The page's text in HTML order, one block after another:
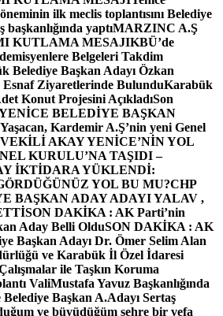
ilk meclis toplantısını Belediye
yaptıMARZINC A.Ş
KUTLAMA MESAJIKBÜ’de
Belgeleri Takdim
Belediye Başkan Adayı Özkan
Esnaf Ziyaretlerinde BulunduKarabük
Konut Projesini AçıkladıSon
BELEDİYE BAŞKAN
Kardemir A.Ş’nin yeni Genel
AKAY YENİCE’NİN YOL
KURULU’NA TAŞIDI –
İKTİDARA YÜKLENDİ:
YOL BU MU?CHP
BAŞKAN ADAY ADAYI YALAV ,
SON DAKİKA : AK Parti’nin
Aday Belli OlduSON DAKİKA : AK
Başkan Adayı Dr. Ömer Selim Alan
ve Karabük İl Özel İdaresi
ile Taşkın Koruma
ValiMustafa Yavuz Başkanlığında
Başkan A.Adayı Sertaş
ve büyüdüğüm şehre bir vefa